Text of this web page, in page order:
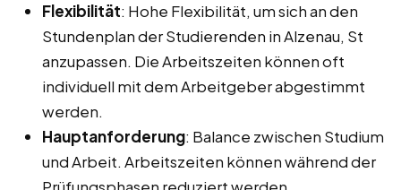
Flexibilität: Hohe Flexibilität, um sich an den
Stundenplan der Studierenden in Alzenau, St
anzupassen. Die Arbeitszeiten können oft
individuell mit dem Arbeitgeber abgestimmt
werden.
Hauptanforderung: Balance zwischen Studium
und Arbeit. Arbeitszeiten können während der